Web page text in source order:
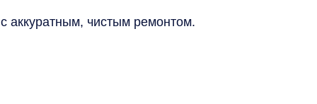
аккуратным, чистым ремонтом.